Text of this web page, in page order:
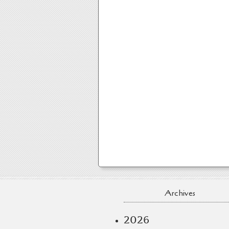
Archives
2026